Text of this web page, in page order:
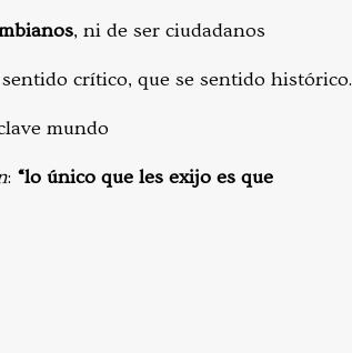
, ni de ser ciudadanos
crítico, que se sentido histórico.
mundo
: “lo único que les exijo es que